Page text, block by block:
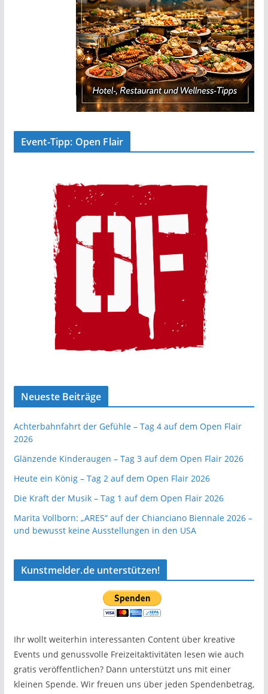
Event-Tipp: Open Flair
Neueste Beiträge
Achterbahnfahrt der Gefühle – Tag 4 auf dem Open Flair
2026
Glänzende Kinderaugen – Tag 3 auf dem Open Flair 2026
Heute ein König – Tag 2 auf dem Open Flair 2026
Die Kraft der Musik – Tag 1 auf dem Open Flair 2026
Marita Vollborn: „ARES“ auf der Chianciano Biennale 2026 –
und bewusst keine Ausstellungen in den USA
Kunstmelder.de unterstützen!
Ihr wollt weiterhin interessanten Content über kreative
Events und genussvolle Freizeitaktivitäten lesen wie auch
gratis veröffentlichen? Dann unterstützt uns mit einer
kleinen Spende. Wir freuen uns über jeden Spendenbetrag,